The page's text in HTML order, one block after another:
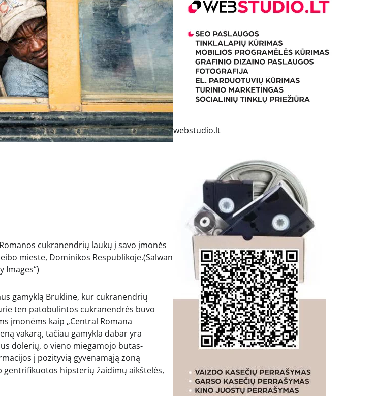
cukranendrių laukų į savo įmonės
mieste, Dominikos Respublikoje.(Salwan
Images“)
ten patobulintos cukranendrės buvo
įmonėms kaip „Central Romana
vakarą, tačiau gamykla dabar yra
dolerių, o vieno miegamojo butas-
į pozityvią gyvenamąją zoną
gentrifikuotos hipsterių žaidimų aikštelės,
webstudio.lt